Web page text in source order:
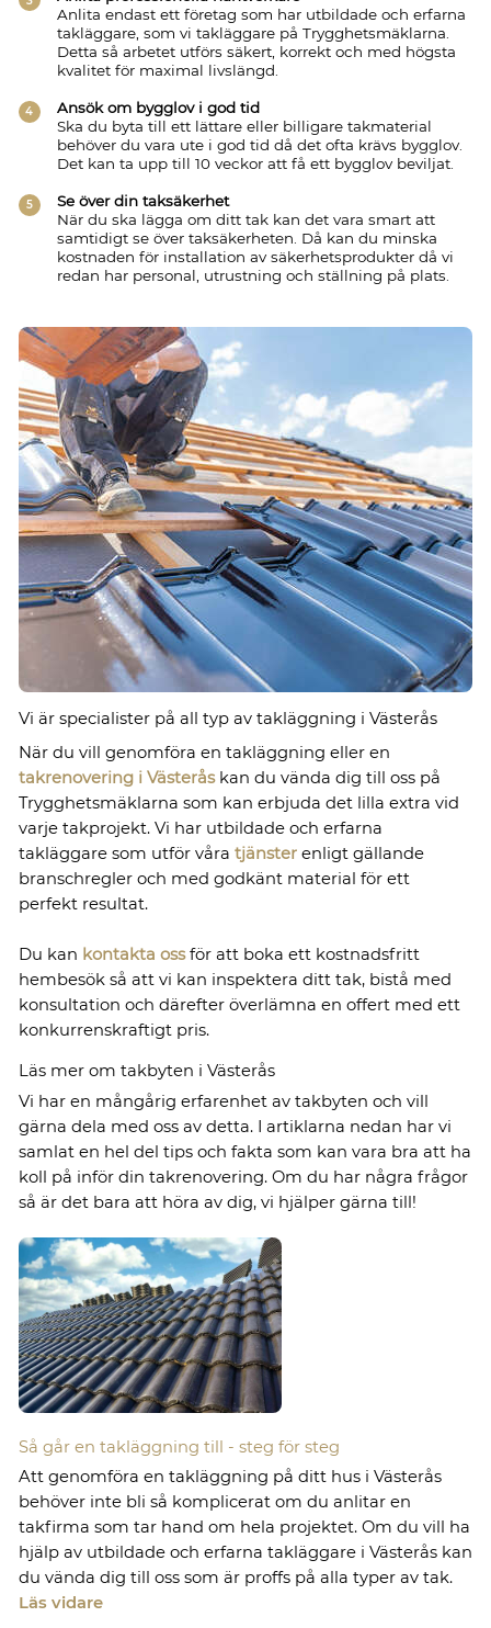
Anlita endast ett företag som har utbildade och erfarna
takläggare, som vi takläggare på Trygghetsmäklarna.
Detta så arbetet utförs säkert, korrekt och med högsta
kvalitet för maximal livslängd.
Ansök om bygglov i god tid
Ska du byta till ett lättare eller billigare takmaterial
behöver du vara ute i god tid då det ofta krävs bygglov.
Det kan ta upp till 10 veckor att få ett bygglov beviljat.
Se över din taksäkerhet
När du ska lägga om ditt tak kan det vara smart att
samtidigt se över taksäkerheten. Då kan du minska
kostnaden för installation av säkerhetsprodukter då vi
redan har personal, utrustning och ställning på plats.
Vi är specialister på all typ av takläggning i Västerås
När du vill genomföra en takläggning eller en
takrenovering i Västeråskan du vända dig till oss på
Trygghetsmäklarna som kan erbjuda det lilla extra vid
varje takprojekt. Vi har utbildade och erfarna
takläggare som utför våra tjänsterenligt gällande
branschregler och med godkänt material för ett
perfekt resultat.
Du kan kontakta ossför att boka ett kostnadsfritt
hembesök så att vi kan inspektera ditt tak, bistå med
konsultation och därefter överlämna en offert med ett
konkurrenskraftigt pris.
Läs mer om takbyten i Västerås
Vi har en mångårig erfarenhet av takbyten och vill
gärna dela med oss av detta. I artiklarna nedan har vi
samlat en hel del tips och fakta som kan vara bra att ha
koll på inför din takrenovering. Om du har några frågor
så är det bara att höra av dig, vi hjälper gärna till!
Så går en takläggning till - steg för steg
Att genomföra en takläggning på ditt hus i Västerås
behöver inte bli så komplicerat om du anlitar en
takfirma som tar hand om hela projektet. Om du vill ha
hjälp av utbildade och erfarna takläggare i Västerås kan
du vända dig till oss som är proffs på alla typer av tak.
Läs vidare